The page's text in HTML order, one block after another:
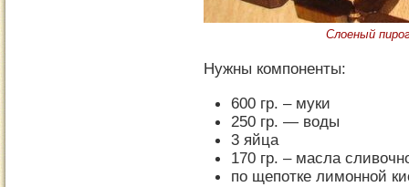
Слоеный
Нужны компоненты:
600 гр. – муки
250 гр. — воды
3 яйца
170 гр. – масла
по щепотке лимонной